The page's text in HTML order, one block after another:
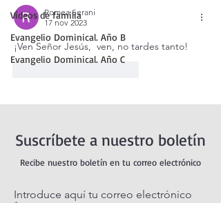
Vídeos de familia
Evangelio Dominical. Año B
Evangelio Dominical. Año C
Romea Serani
17 nov 2023
¡Ven Señor Jesús,  ven, no tardes tanto!
Suscríbete a nuestro boletín
Recibe nuestro boletín en tu correo electrónico
Introduce aquí tu correo electrónico